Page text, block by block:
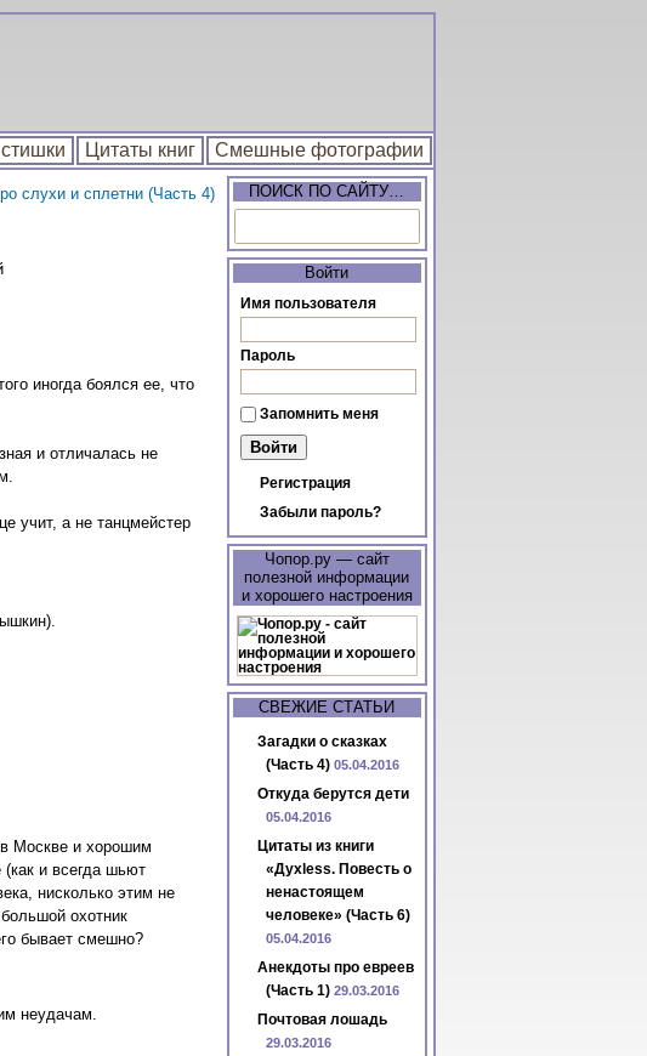
Цитаты книг Смешные фотографии
слухи и сплетни (Часть 4)
иногда боялся ее, что
и отличалась не
учит, а не танцмейстер
Москве и хорошим
и всегда шьют
нисколько этим не
охотник
бывает смешно?
неудачам.
ПОИСК ПО САЙТУ…
Войти
Имя пользователя
Пароль
Запомнить меня
Регистрация
Забыли пароль?
Чопор.ру — сайт
полезной информации
и хорошего настроения
СВЕЖИЕ СТАТЬИ
Загадки о сказках
(Часть 4) 05.04.2016
Откуда берутся дети
05.04.2016
Цитаты из книги
«Духless. Повесть о
ненастоящем
человеке» (Часть 6)
05.04.2016
Анекдоты про евреев
(Часть 1) 29.03.2016
Почтовая лошадь
29.03.2016